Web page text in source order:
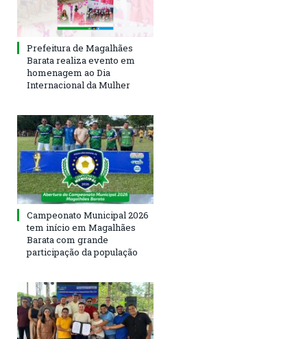
Prefeitura de Magalhães
Barata realiza evento em
homenagem ao Dia
Internacional da Mulher
Campeonato Municipal 2026
tem início em Magalhães
Barata com grande
participação da população